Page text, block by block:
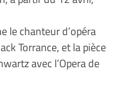
le chanteur d’opéra
Torrance, et la pièce
avec l’Opera de